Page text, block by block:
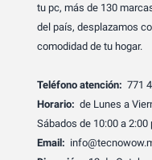
tu pc, más de 130
del país, desplazamos
comodidad de tu hogar.
Teléfono atención: 771
Horario: de Lunes a
Sábados de 10:00 a 2:00
Email: